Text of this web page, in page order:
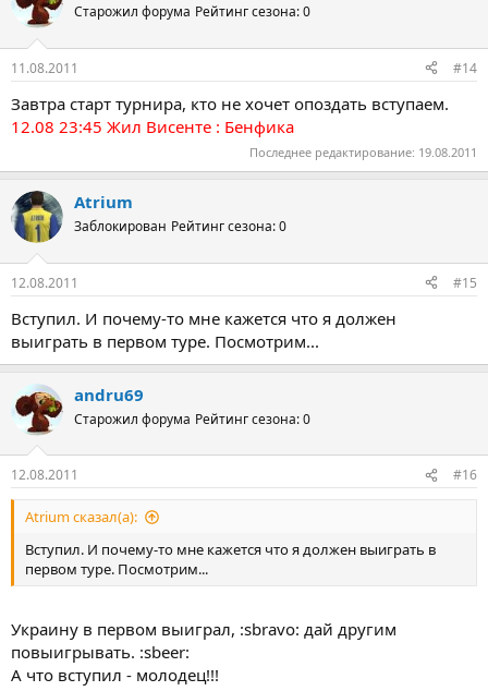
Старожил форума Рейтинг сезона: 0
11.08.2011 #14
Завтра старт турнира, кто не хочет опоздать вступаем.
12.08 23:45 Жил Висенте : Бенфика
Последнее редактирование: 19.08.2011
Atrium
Заблокирован Рейтинг сезона: 0
12.08.2011 #15
Вступил. И почему-то мне кажется что я должен
выиграть в первом туре. Посмотрим...
andru69
Старожил форума Рейтинг сезона: 0
12.08.2011 #16
Atrium сказал(а):
Вступил. И почему-то мне кажется что я должен выиграть в
первом туре. Посмотрим...
Украину в первом выиграл, :sbravo: дай другим
повыигрывать. :sbeer:
А что вступил - молодец!!!